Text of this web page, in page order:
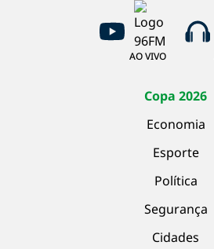
AO VIVO
Copa 2026
Economia
Esporte
Política
Segurança
Cidades